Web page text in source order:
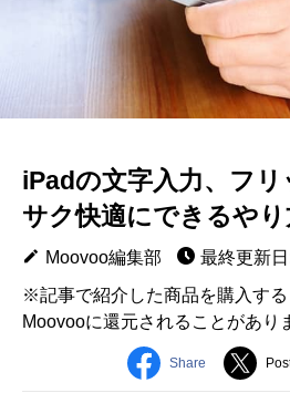
iPadの文字入力、フ
サク快適にできるや
Moovoo編集部
最終更新
※記事で紹介した商品を購入す
Moovooに還元されることがあり
Share